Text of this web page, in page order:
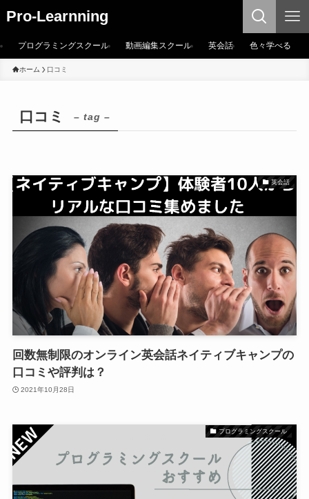
Pro-Learnning
プログラミングスクール 動画編集スクール 英会話 色々学べる
ホーム 口コミ
口コミ – tag –
英会話
回数無制限のオンライン英会話ネイティブキャンプの
口コミや評判は？
2021年10月28日
プログラミングスクール